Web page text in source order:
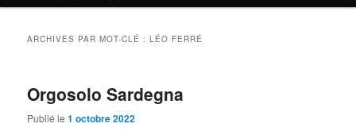
ARCHIVES PAR MOT-CLÉ :LÉO FERRÉ
Orgosolo Sardegna
Publié le1 octobre 2022